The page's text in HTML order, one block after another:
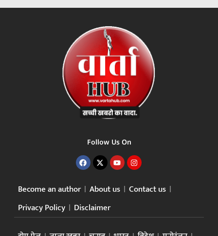
Follow Us On
Become an author About us
Contact us
Privacy Policy
Disclaimer